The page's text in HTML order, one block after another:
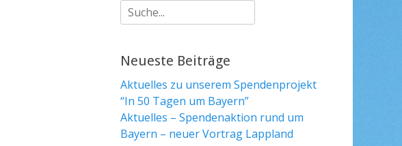
Suche
nach:
Neueste Beiträge
Aktuelles zu unserem Spendenprojekt
“In 50 Tagen um Bayern”
Aktuelles – Spendenaktion rund um
Bayern – neuer Vortrag Lappland